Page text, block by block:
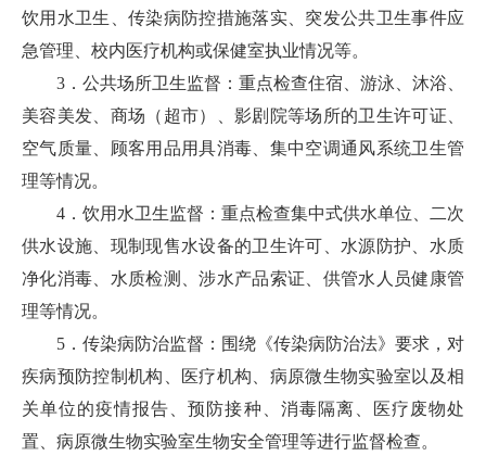
饮用水卫生、传染病防控措施落实、突发公共卫生事件应
急管理、校内医疗机构或保健室执业情况等。
3．公共场所卫生监督：重点检查住宿、游泳、沐浴、
美容美发、商场（超市）、影剧院等场所的卫生许可证、
空气质量、顾客用品用具消毒、集中空调通风系统卫生管
理等情况。
4．饮用水卫生监督：重点检查集中式供水单位、二次
供水设施、现制现售水设备的卫生许可、水源防护、水质
净化消毒、水质检测、涉水产品索证、供管水人员健康管
理等情况。
5．传染病防治监督：围绕《传染病防治法》要求，对
疾病预防控制机构、医疗机构、病原微生物实验室以及相
关单位的疫情报告、预防接种、消毒隔离、医疗废物处
置、病原微生物实验室生物安全管理等进行监督检查。